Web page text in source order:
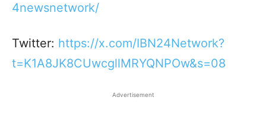
4newsnetwork/
Twitter: https://x.com/IBN24Network?
t=K1A8JK8CUwcgllMRYQNPOw&s=08
Advertisement